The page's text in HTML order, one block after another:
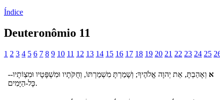
Índice
Deuteronômio 11
1 2 3 4 5 6 7 8 9 10 11 12 13 14 15 16 17 18 19 20 21 22 23 24 25
א וְאָהַבְתָּ, אֵת יְהוָה אֱלֹהֶיךָ; וְשָׁמַרְתָּ מִשְׁמַרְתּוֹ, וְחֻקֹּתָיו וּמִשְׁפָּטָיו וּמִצְו‍ֹתָיו--
כָּל-הַיָּמִים.